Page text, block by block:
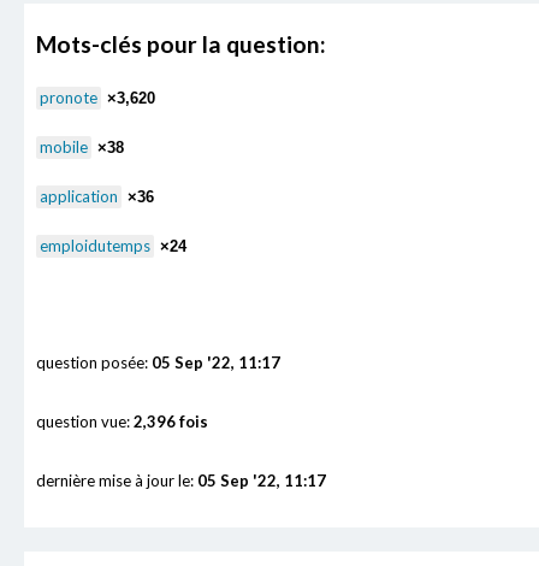
Mots-clés pour la question:
pronote ×3,620
mobile ×38
application ×36
emploidutemps ×24
question posée: 05 Sep '22, 11:17
question vue:2,396 fois
dernière mise à jour le: 05 Sep '22, 11:17